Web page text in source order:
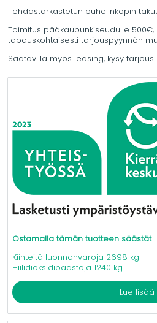
Tehdastarkastetun puhelinkopin
Toimitus pääkaupunkiseudulle 500€,
tapauskohtaisesti tarjouspyynnön
Saatavilla myös leasing, kysy tarjous!
Ostamalla tämän tuotteen säästät
Kiinteitä luonnonvaroja 2698 kg
Hiilidioksidipäästöjä 1240 kg
Lue lisää